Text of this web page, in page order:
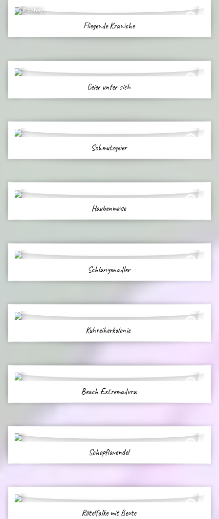
Pixabay
Fliegende Kraniche
Geier unter sich
Schmutzgeier
Haubenmeise
Schlangenadler
Kuhreiherkolonie
Beach Extremadura
Schopflavendel
Rötelfalke mit Beute